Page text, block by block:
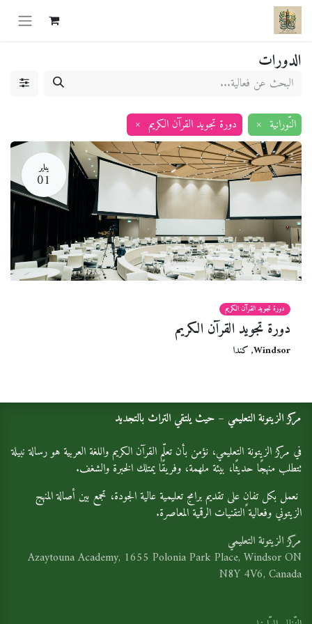
الدورات
النّورانية × دورة تجويد القرآن الكريم ×
يناير
01
دورة تجويد القرآن الكريم
دورة تجويد القرآن الكريم
Windsor
, كندا
مركز الزيتونة التعليمي – حيث يلتقي التراث بالتجديد
في مركز الزيتونة التعليمي، نؤمن بأن تعلّم القرآن الكريم واللغة العربية هو رسالة نبيلة
تتطلب منهجًا حديثًا، بيئة ملهمة، وفريقًا يمتلك الخبرة والشغف.
نعمل بكل تفانٍ على تقديم برامج تعليمية عالية الجودة، تجمع بين أصالة المنهج
الزيتوني وفعالية التقنيات الرقمية المعاصرة.
مركز الزيتونة التعليمي
Azaytouna Academy, 1655 Polonia Park Place, Windsor ON
N8Y 4V6, Canada